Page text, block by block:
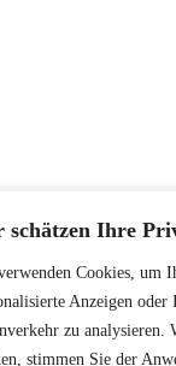
schätzen Ihre
Cookies, um
Anzeigen oder
zu analysieren.
stimmen Sie der